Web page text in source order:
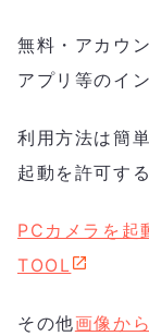
無料・アカウ
アプリ等のイ
利用方法は簡
起動を許可す
PCカメラを起
TOOL
その他画像か